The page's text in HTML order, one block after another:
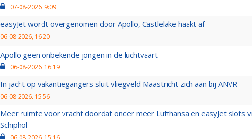
07-08-2026, 9:09
easyJet wordt overgenomen door Apollo, Castlelake haakt af
06-08-2026, 16:20
Apollo geen onbekende jongen in de luchtvaart
06-08-2026, 16:19
In jacht op vakantiegangers sluit vliegveld Maastricht zich aan bij ANVR
06-08-2026, 15:56
Meer ruimte voor vracht doordat onder meer Lufthansa en easyJet slots
Schiphol
06-08-2026, 15:16